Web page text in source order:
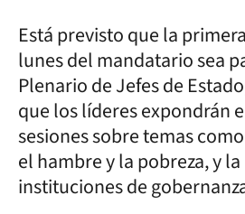
Está previsto que la
lunes del mandatario sea
Plenario de Jefes de
que los líderes expondrán
sesiones sobre temas
el hambre y la pobreza, y
instituciones de